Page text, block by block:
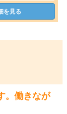
を見る
。働きなが